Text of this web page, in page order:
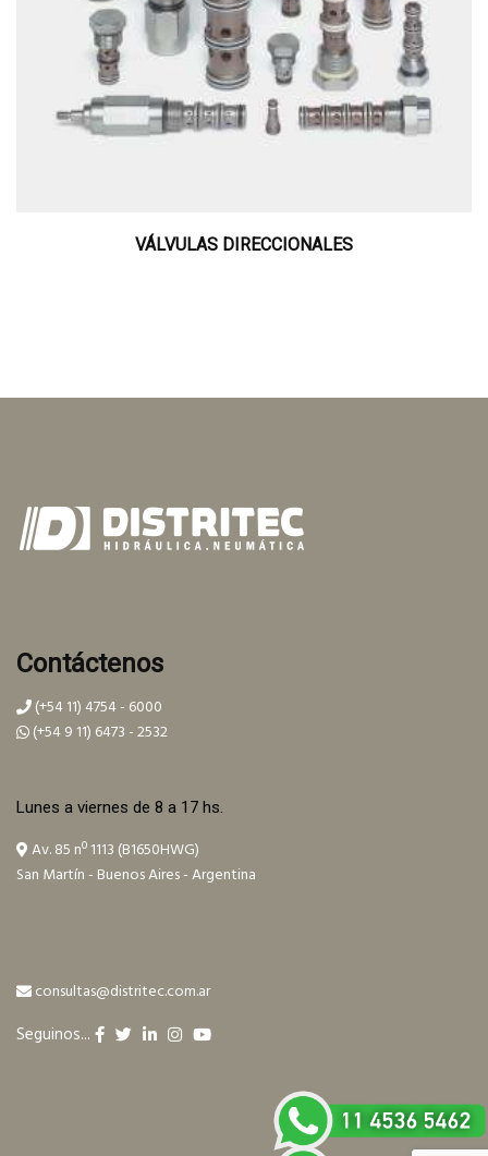
VÁLVULAS DIRECCIONALES
Contáctenos
(+54 11) 4754 - 6000
(+54 9 11) 6473 - 2532
Lunes a viernes de 8 a 17 hs.
Av. 85 nº 1113 (B1650HWG)
San Martín - Buenos Aires - Argentina
consultas@distritec.com.ar
Seguinos...